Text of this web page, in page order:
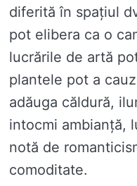
diferită în spațiul
pot elibera ca o
lucrările de artă
plantele pot a
adăuga căldură,
intocmi ambianță,
notă de
comoditate.